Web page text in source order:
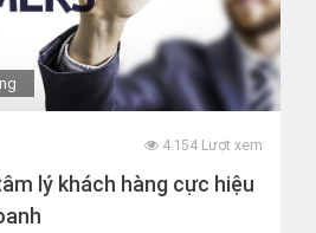
4.154 Lượt xem
lý khách hàng cực hiệu